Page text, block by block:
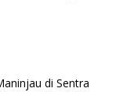
di Sentra